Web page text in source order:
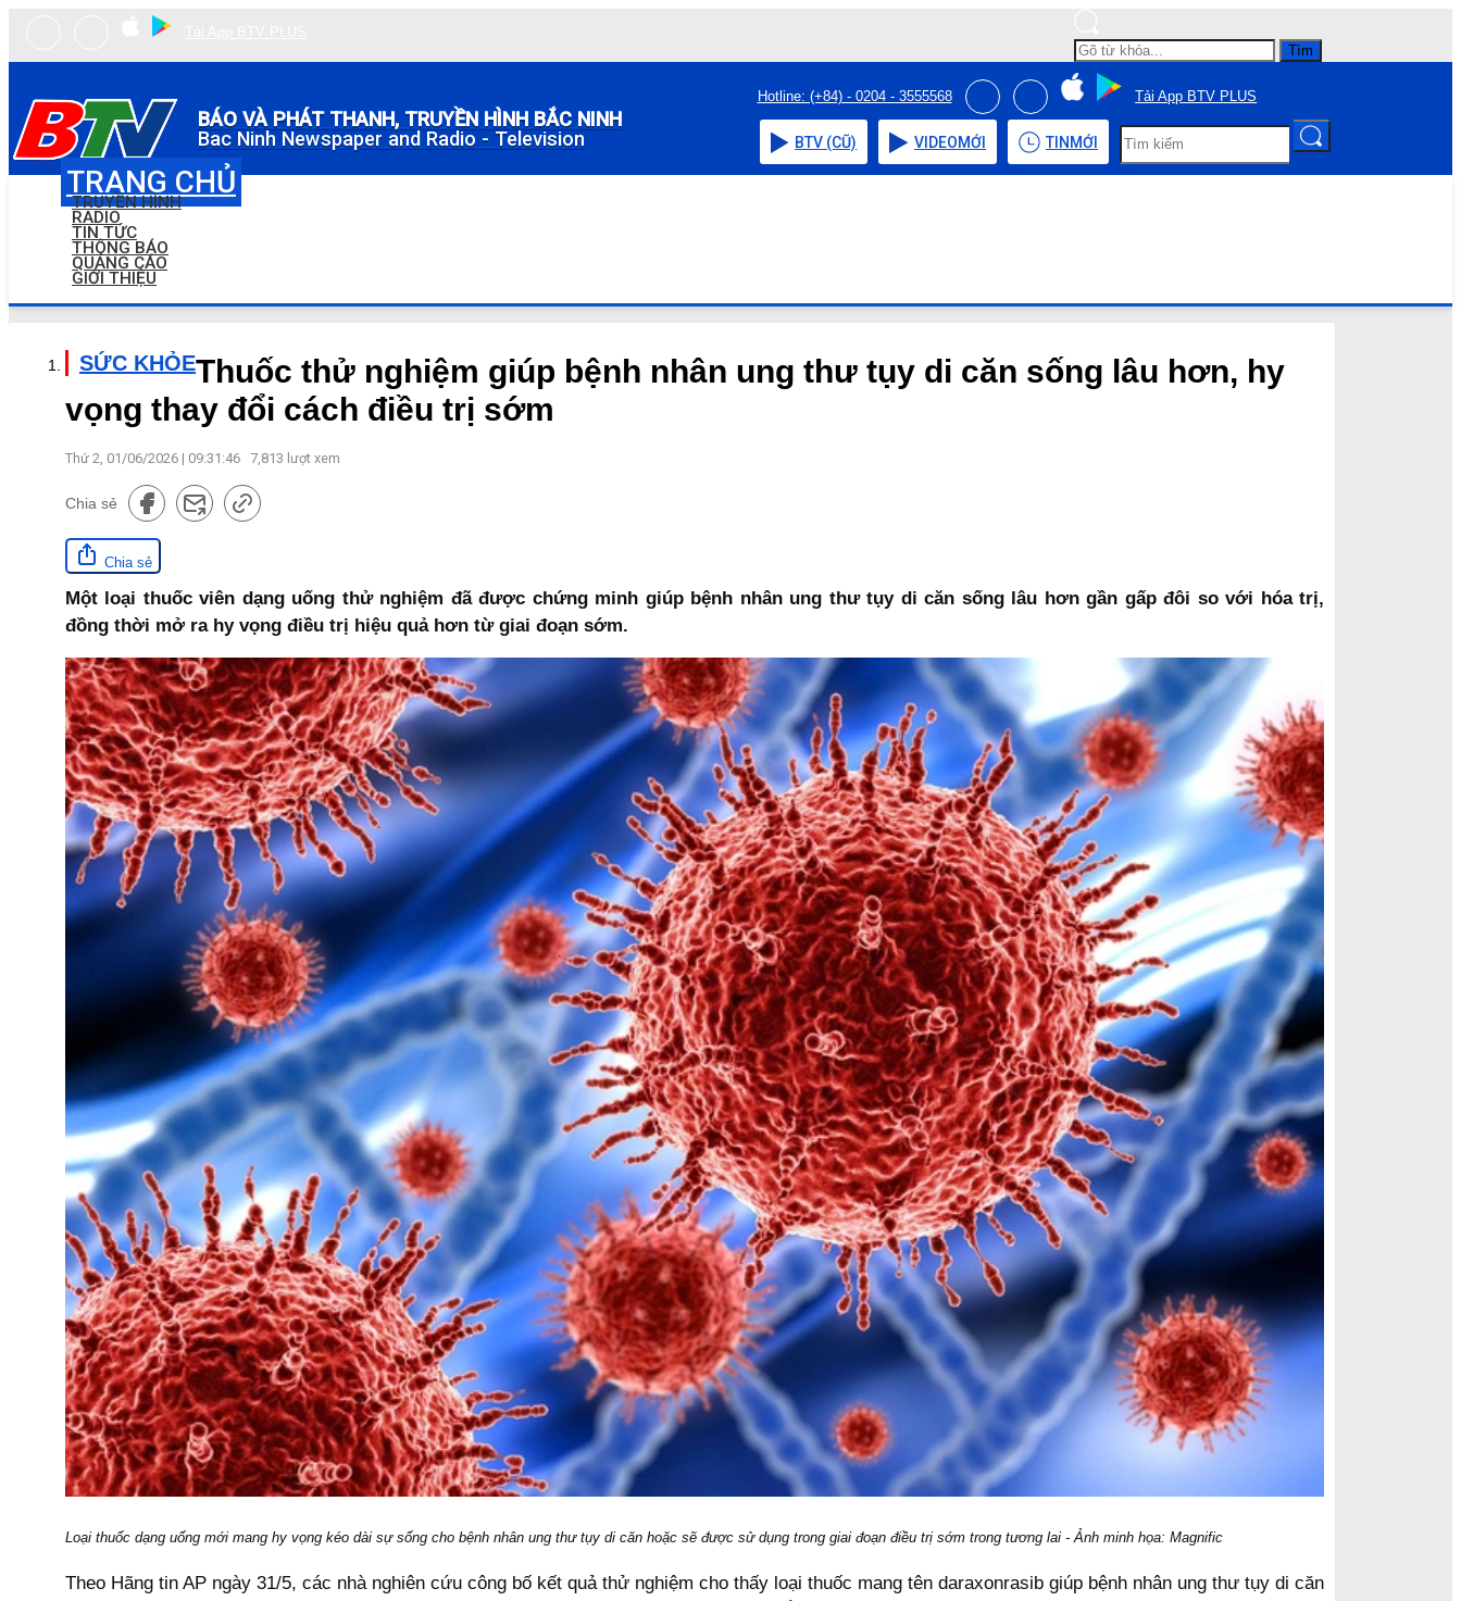
Tìm
BÁO VÀ PHÁT THANH, TRUYỀN HÌNH BẮC NINH
Bac Ninh Newspaper and Radio - Television
Hotline: (+84) - 0204 - 3555568 Tải App BTV PLUS
BTV (CŨ) VIDEOMỚI TIN MỚI
TRANG CHỦ
TRUYỀN HÌNH
RADIO
TIN TỨC
THÔNG BÁO
QUẢNG CÁO
GIỚI THIỆU
SỨC KHỎEThuốc thử nghiệm giúp bệnh nhân ung thư tụy di căn sống lâu hơn, hy
vọng thay đổi cách điều trị sớm
Thứ 2, 01/06/2026 | 09:31:46 7,813 lượt xem
Chia sẻ
Chia sẻ
Một loại thuốc viên dạng uống thử nghiệm đã được chứng minh giúp bệnh nhân ung thư tụy di căn sống lâu hơn gần gấp đôi so với hóa trị,
đồng thời mở ra hy vọng điều trị hiệu quả hơn từ giai đoạn sớm.
Loại thuốc dạng uống mới mang hy vọng kéo dài sự sống cho bệnh nhân ung thư tụy di căn hoặc sẽ được sử dụng trong giai đoạn điều trị sớm trong tương lai - Ảnh minh họa: Magnific
Theo Hãng tin AP ngày 31/5, các nhà nghiên cứu công bố kết quả thử nghiệm cho thấy loại thuốc mang tên daraxonrasib giúp bệnh nhân ung thư tụy di căn